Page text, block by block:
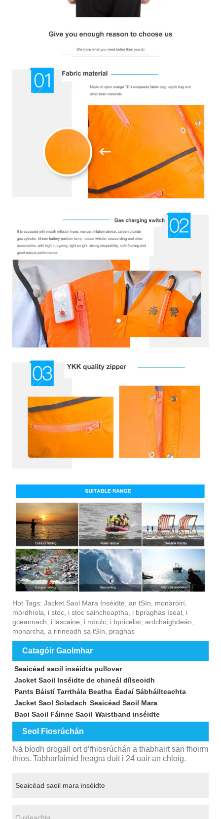
Hot Tags: Jacket Saol Mara Inséidte, an tSín, monaróirí,
mórdhíola, i stoc, i stoc saincheaptha, i bpraghas íseal, i
gceannach, i lascaine, i mbulc, i bpricelist, ardchaighdeán,
monarcha, a rinneadh sa tSín, praghas
Catagóir Gaolmhar
Seaicéad saoil inséidte pullover
Jacket Saoil Inséidte de chineál dílseoidh
Pants Báistí Tarrthála Beatha Éadaí Sábháilteachta
Jacket Saol Soladach Seaicéad Saoil Mara
Baoi Saoil Fáinne Saoil Waistband inséidte
Seol Fiosrúchán
Ná bíodh drogall ort d’fhiosrúchán a thabhairt san fhoirm
thíos. Tabharfaimid freagra duit i 24 uair an chloig.